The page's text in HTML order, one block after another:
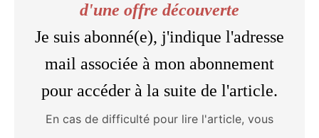
d'une offre découverte
Je suis abonné(e), j'indique l'adresse
mail associée à mon abonnement
pour accéder à la suite de l'article.
En cas de difficulté pour lire l'article, vous